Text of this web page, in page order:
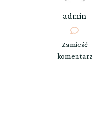
admin
Zamieść
komentarz
we
wpisie